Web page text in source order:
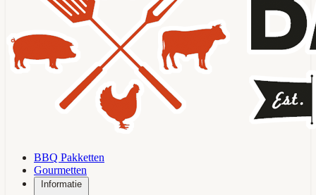
BBQ Pakketten
Gourmetten
Informatie